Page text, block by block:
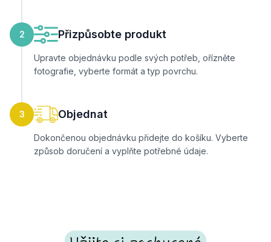
2 Přizpůsobte produkt
Upravte objednávku podle svých potřeb, ořízněte
fotografie, vyberte formát a typ povrchu.
3 Objednat
Dokončenou objednávku přidejte do košíku. Vyberte
způsob doručení a vyplňte potřebné údaje.